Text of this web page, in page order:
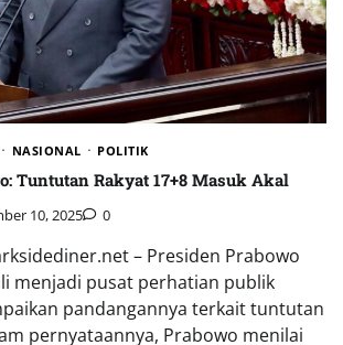
NASIONAL POLITIK
Tuntutan Rakyat 17+8 Masuk Akal
10, 2025 0
– Presiden Prabowo
menjadi pusat perhatian publik
pandangannya terkait tuntutan
pernyataannya, Prabowo menilai